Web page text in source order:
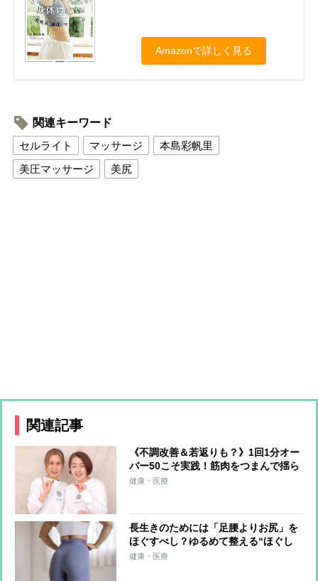
Amazonで詳しく見る
関連キーワード
セルライト
マッサージ
本島彩帆里
美圧マッサージ
美尻
関連記事
《不調改善＆若返りも？》1回1分オー
バー50こそ実践！筋肉をつまんで揺ら
す「恥骨筋つまみほぐし」のやり方
健康・医療
長生きのためには「足腰よりお尻」を
ほぐすべし？ゆるめて整える“ほぐし
術”を8万人以上の体を整えた専門家が
健康・医療